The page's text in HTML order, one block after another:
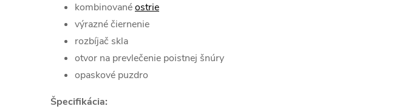
kombinovanéostrie
výrazné čiernenie
rozbíjač skla
otvor na prevlečenie poistnej šnúry
opaskové puzdro
Špecifikácia: